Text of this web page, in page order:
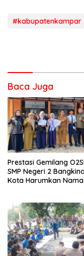
#kabupatenkampar
Baca Juga
Prestasi Gemilang
SMP Negeri 2
Kota Harumkan Nama